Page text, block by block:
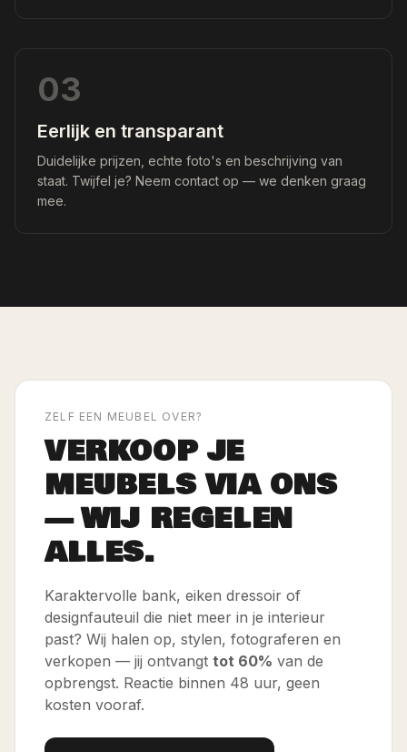
03
Eerlijk en transparant
Duidelijke prijzen, echte foto's en beschrijving van
staat. Twijfel je? Neem contact op — we denken graag
mee.
ZELF EEN MEUBEL OVER?
VERKOOP JE
MEUBELS VIA ONS
— WIJ REGELEN
ALLES.
Karaktervolle bank, eiken dressoir of
designfauteuil die niet meer in je interieur
past? Wij halen op, stylen, fotograferen en
verkopen — jij ontvangt tot 60% van de
opbrengst. Reactie binnen 48 uur, geen
kosten vooraf.